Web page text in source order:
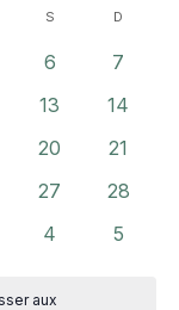
S D
0
6
0
7
0
13
0
14
0
20
0
21
0
27
0
28
0
4
0
5
aux